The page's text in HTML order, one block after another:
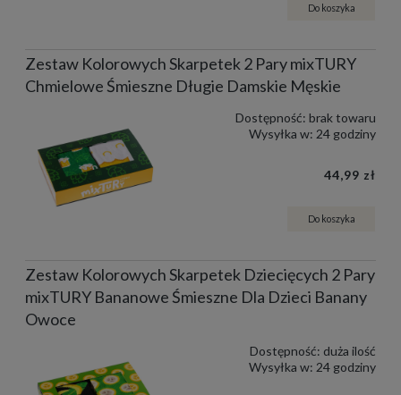
Do koszyka
Zestaw Kolorowych Skarpetek 2 Pary mixTURY
Chmielowe Śmieszne Długie Damskie Męskie
Dostępność: brak towaru
Wysyłka w: 24 godziny
44,99 zł
Do koszyka
Zestaw Kolorowych Skarpetek Dziecięcych 2 Pary
mixTURY Bananowe Śmieszne Dla Dzieci Banany
Owoce
Dostępność: duża ilość
Wysyłka w: 24 godziny